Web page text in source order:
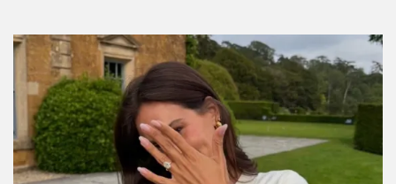
Portal que SÍ funciona
Por: Mariana Cosio